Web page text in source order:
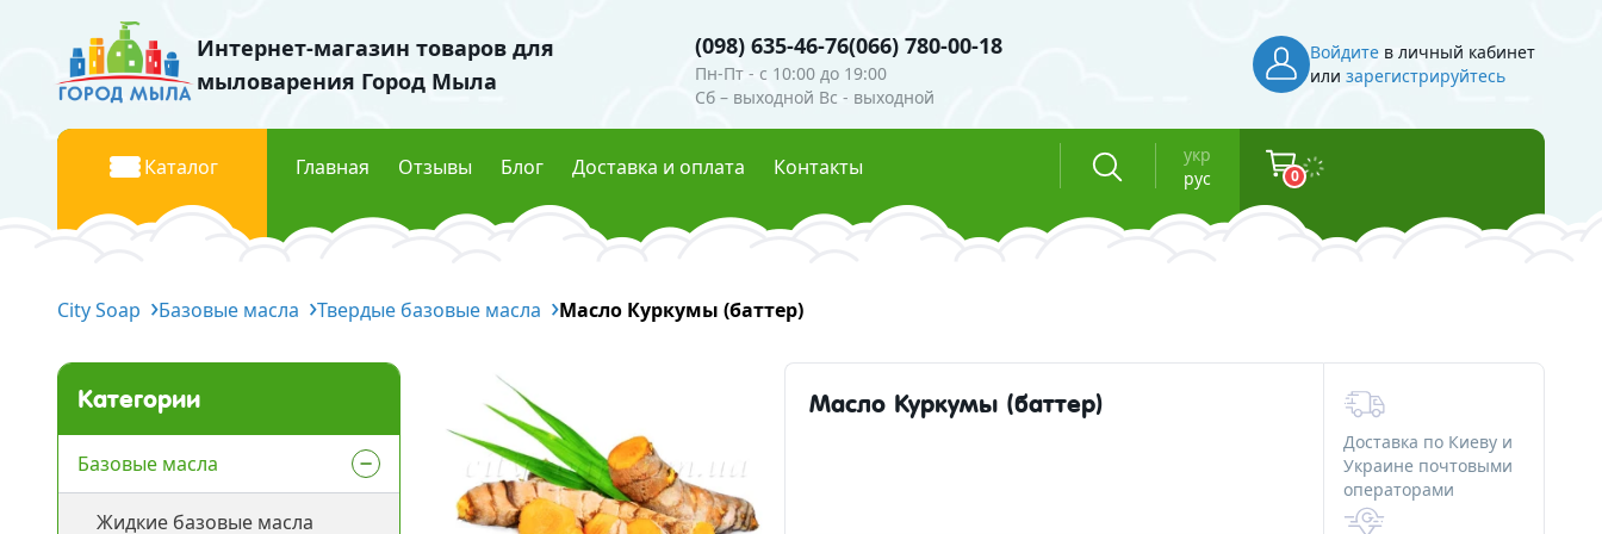
Интернет-магазин товаров для
мыловарения Город Мыла
(098) 635-46-76(066) 780-00-18
Пн-Пт - c 10:00 до 19:00
Сб – выходной Вс - выходной
Войдитев личный кабинет
или зарегистрируйтесь
Каталог
Жидкие базовые масла
Отдушки
Отдушки Украина
Жидкие пигменты
Глиттеры
Пищевые красители
Флуоресцентные пигменты
Мика косметическая
Эфирные масла
Флаконы для косметики
Баночки для косметики
Вакуумные флаконы
Тубы для косметики
Главная Отзывы Блог Доставка и оплата Контакты
укр
рус
0
City Soap Базовые масла Твердые базовые масла Масло Куркумы (баттер)
Категории
Базовые масла
Жидкие базовые масла
Масло Куркумы (баттер)
Доставка по Киеву и
Украине почтовыми
операторами